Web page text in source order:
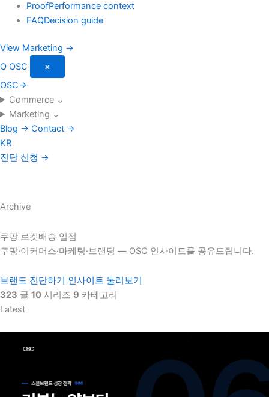
ProofPerformance context
FAQDecision guide
View Marketing →
O OSC
×
OSC→
Commerce ⌄
Marketing ⌄
Blog → Contact →
KR
진단 신청 →
Archive
쿠팡 로켓배송 입점
쿠팡·이커머스·마케팅·브랜딩 — OSC 인사이트를 공유드립니다.
브랜드 진단하기
인사이트 둘러보기
323 글 10 시리즈 9 카테고리
Latest